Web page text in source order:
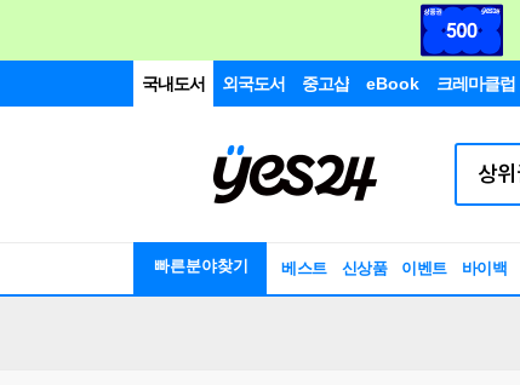
국내도서 외국도서 중고샵 eBook 크레마클럽
빠른분야찾기 베스트 신상품 이벤트 바이백